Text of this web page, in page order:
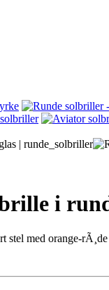
i
med orange-rÃ¸de